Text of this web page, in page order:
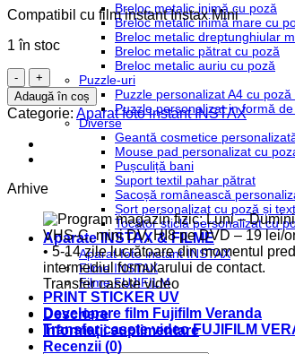
Breloc metalic inimă cu poză
Breloc metalic inimă mare cu
Breloc metalic dreptunghiular
Breloc metalic pătrat cu poză
Breloc metalic auriu cu poză
Puzzle-uri
Puzzle personalizat A4 cu poză
Puzzle personalizat in formă
Diverse
Geantă cosmetice
Mouse pad personalizat cu
Pușculiță bani
Suport textil pahar pătrat
Sacoșă românească
Șort personalizat cu poză și text
Tocător sticlă personalizat cu
Aparate INSTAX & FILME
Aparat foto instant INSTAX
Filme INSTAX
Filme FUJIFILM
PRINT STICKER UV
Developare film Fujifilm Veranda
Transfer casete video FUJIFILM
Compatibil cu film instant Instax Mini
1 în stoc
Cantitate
Set
aparat
foto
instant
Fujifilm
mini
Purple,
cu
husa,
album
foto
si
20
filme
Adaugă în coș
Categorie: Aparat foto instant INSTAX
Arhive
Transfer casete video
Descriere
Informații suplimentare
Recenzii (0)